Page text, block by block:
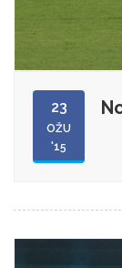
23
OŽU
'15